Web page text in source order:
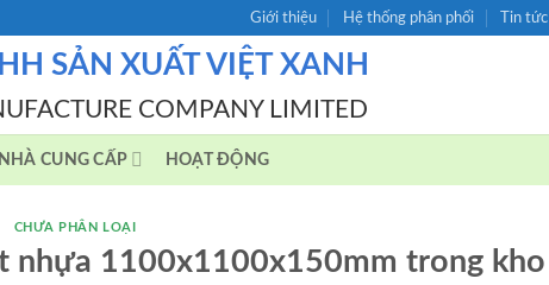
Giới thiệu Hệ thống phân phối Tin tức
SẢN XUẤT VIỆT XANH
COMPANY LIMITED
CUNG CẤP HOẠT ĐỘNG
CHƯA PHÂN LOẠI
nhựa 1100x1100x150mm trong kho